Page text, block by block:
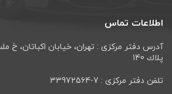
اطلاعات تماس
آدرس دفتر مرکزی : تهران، خيابان اكباتان، خ
پلاك 140
تلفن دفتر مرکزی : 7-33972564